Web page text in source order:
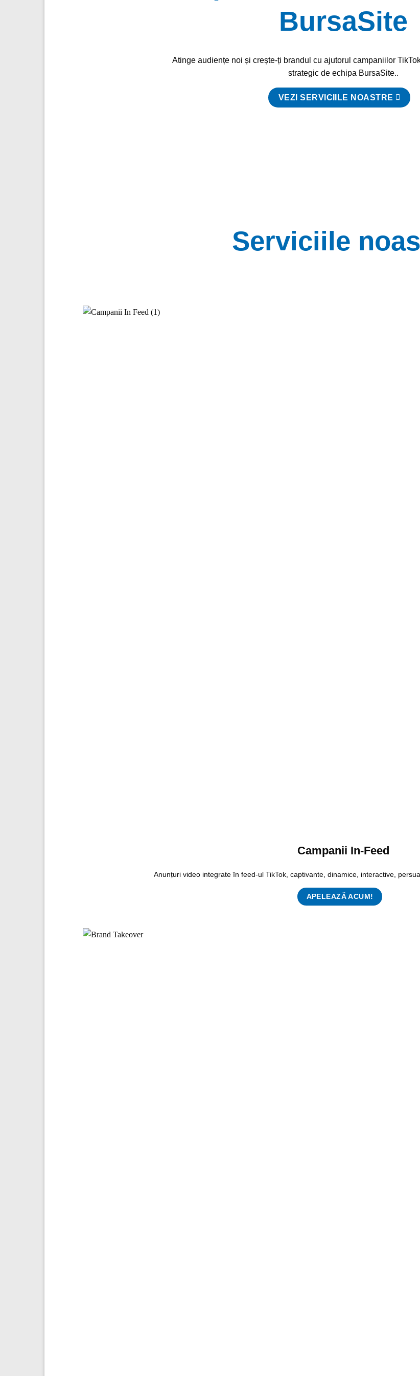
BursaSite
Atinge audiențe noi și crește-ți brandul cu ajutorul campaniilor
strategic de echipa BursaSite..
VEZI SERVICIILE NOASTRE
Serviciile
Campanii In-Feed
Anunțuri video integrate în feed-ul TikTok, captivante, dinamice, interactive,
APELEAZĂ ACUM!